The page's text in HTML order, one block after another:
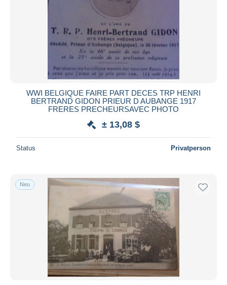
WWI BELGIQUE FAIRE PART DECES TRP HENRI
BERTRAND GIDON PRIEUR D AUBANGE 1917
FRERES PRECHEURSAVEC PHOTO
± 13,08 $
Status Privatperson
Neu